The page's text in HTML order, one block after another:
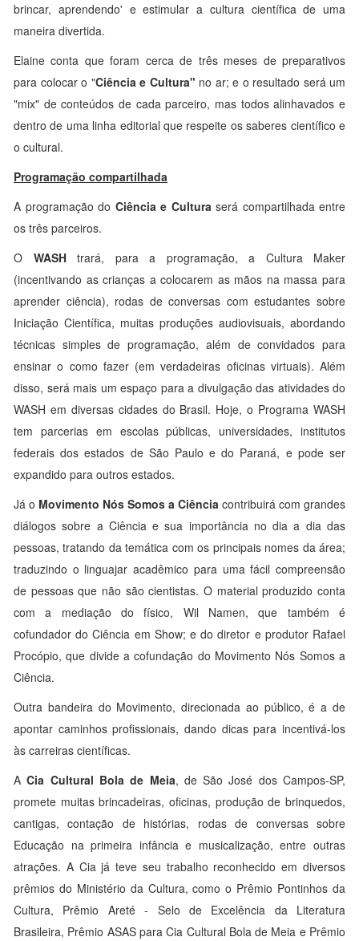
brincar, aprendendo' e estimular a cultura científica de uma
maneira divertida.
Elaine conta que foram cerca de três meses de preparativos
para colocar o "Ciência e Cultura" no ar; e o resultado será um
"mix" de conteúdos de cada parceiro, mas todos alinhavados e
dentro de uma linha editorial que respeite os saberes científico e
o cultural.
Programação compartilhada
A programação do Ciência e Culturaserá compartilhada entre
os três parceiros.
O WASH trará, para a programação, a Cultura Maker
(incentivando as crianças a colocarem as mãos na massa para
aprender ciência), rodas de conversas com estudantes sobre
Iniciação Científica, muitas produções audiovisuais, abordando
técnicas simples de programação, além de convidados para
ensinar o como fazer (em verdadeiras oficinas virtuais). Além
disso, será mais um espaço para a divulgação das atividades do
WASH em diversas cidades do Brasil. Hoje, o Programa WASH
tem parcerias em escolas públicas, universidades, institutos
federais dos estados de São Paulo e do Paraná, e pode ser
expandido para outros estados.
Já o Movimento Nós Somos a Ciência contribuirá com grandes
diálogos sobre a Ciência e sua importância no dia a dia das
pessoas, tratando da temática com os principais nomes da área;
traduzindo o linguajar acadêmico para uma fácil compreensão
de pessoas que não são cientistas. O material produzido conta
com a mediação do físico, Wil Namen, que também é
cofundador do Ciência em Show; e do diretor e produtor Rafael
Procópio, que divide a cofundação do Movimento Nós Somos a
Ciência.
Outra bandeira do Movimento, direcionada ao público, é a de
apontar caminhos profissionais, dando dicas para incentivá-los
às carreiras científicas.
ACia Cultural Bola de Meia, de São José dos Campos-SP,
promete muitas brincadeiras, oficinas, produção de brinquedos,
cantigas, contação de histórias, rodas de conversas sobre
Educação na primeira infância e musicalização, entre outras
atrações. A Cia já teve seu trabalho reconhecido em diversos
prêmios do Ministério da Cultura, como o Prêmio Pontinhos da
Cultura, Prêmio Areté - Selo de Excelência da Literatura
Brasileira, Prêmio ASAS para Cia Cultural Bola de Meia e Prêmio